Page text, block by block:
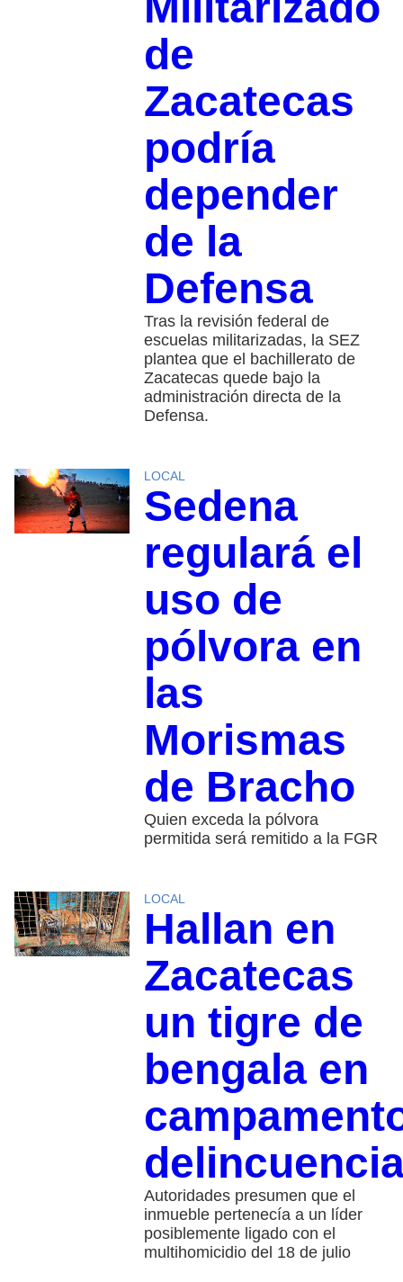
de
Zacatecas
podría
depender
de la
Defensa
Tras la revisión federal de
escuelas militarizadas, la SEZ
plantea que el bachillerato de
Zacatecas quede bajo la
administración directa de la
Defensa.
LOCAL
Sedena
regulará el
uso de
pólvora en
las
Morismas
de Bracho
Quien exceda la pólvora
permitida será remitido a la FGR
LOCAL
Hallan en
Zacatecas
un tigre de
bengala en
Autoridades presumen que el
inmueble pertenecía a un líder
posiblemente ligado con el
multihomicidio del 18 de julio